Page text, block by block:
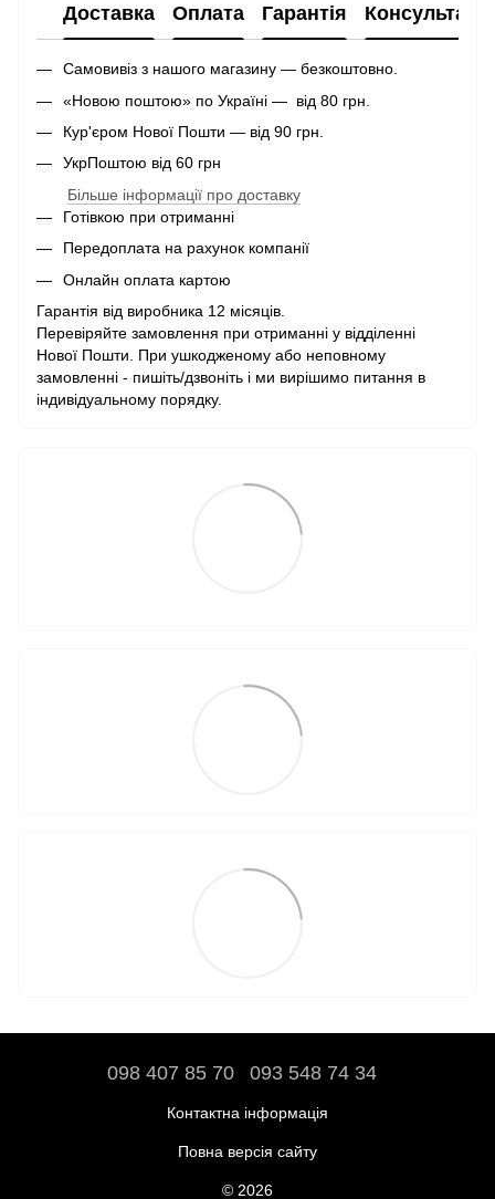
Доставка Оплата Гарантія Консультація
Самовивіз з нашого магазину — безкоштовно.
«Новою поштою» по Україні — від 80 грн.
Кур'єром Нової Пошти — від 90 грн.
УкрПоштою від 60 грн
Більше інформації про доставку
Готівкою при отриманні
Передоплата на рахунок компанії
Онлайн оплата картою
Гарантія від виробника 12 місяців.
Перевіряйте замовлення при отриманні у відділенні
Нової Пошти. При ушкодженому або неповному
замовленні - пишіть/дзвоніть і ми вирішимо питання в
індивідуальному порядку.
098 407 85 70 093 548 74 34
Контактна інформація
Повна версія сайту
© 2026